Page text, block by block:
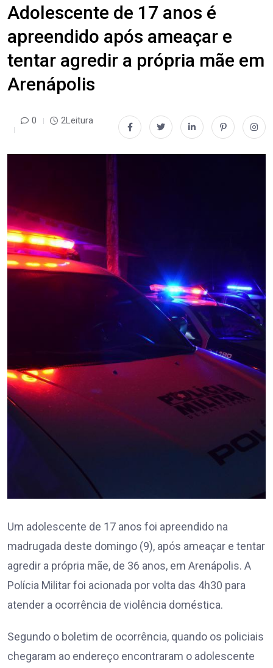
Adolescente de 17 anos é
apreendido após ameaçar e
tentar agredir a própria mãe em
Arenápolis
0 2Leitura
Um adolescente de 17 anos foi apreendido na
madrugada deste domingo (9), após ameaçar e tentar
agredir a própria mãe, de 36 anos, em Arenápolis. A
Polícia Militar foi acionada por volta das 4h30 para
atender a ocorrência de violência doméstica.
Segundo o boletim de ocorrência, quando os policiais
chegaram ao endereço encontraram o adolescente